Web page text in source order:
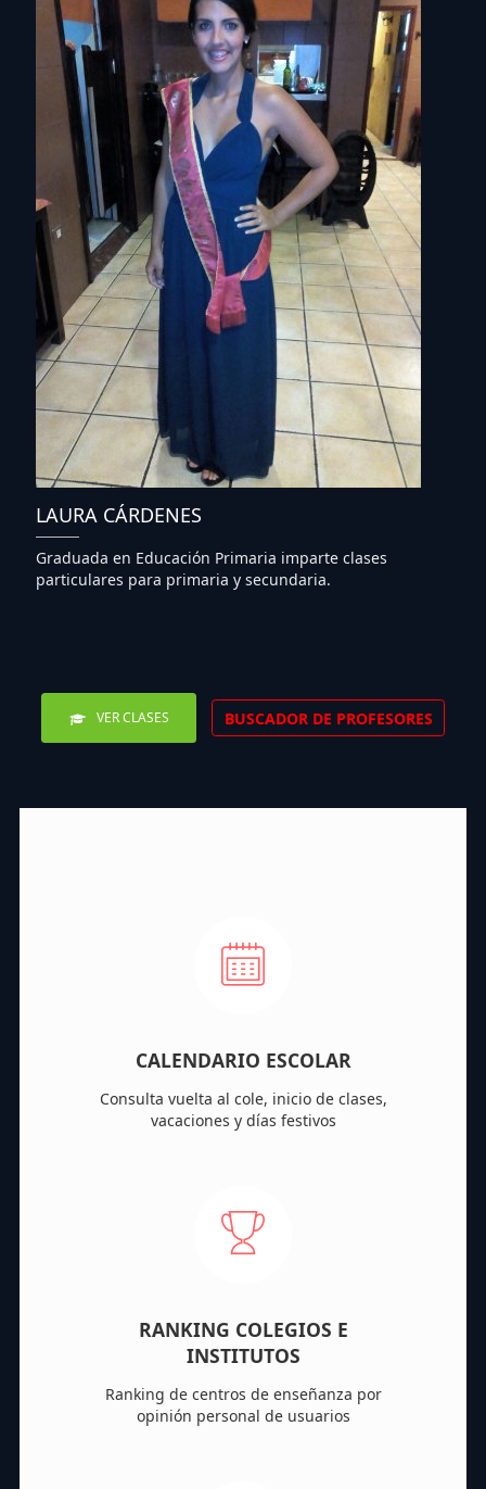
LAURA CÁRDENES
Graduada en Educación Primaria imparte clases
particulares para primaria y secundaria.
VER CLASES BUSCADOR DE PROFESORES
CALENDARIO ESCOLAR
Consulta vuelta al cole, inicio de clases,
vacaciones y días festivos
RANKING COLEGIOS E
INSTITUTOS
Ranking de centros de enseñanza por
opinión personal de usuarios